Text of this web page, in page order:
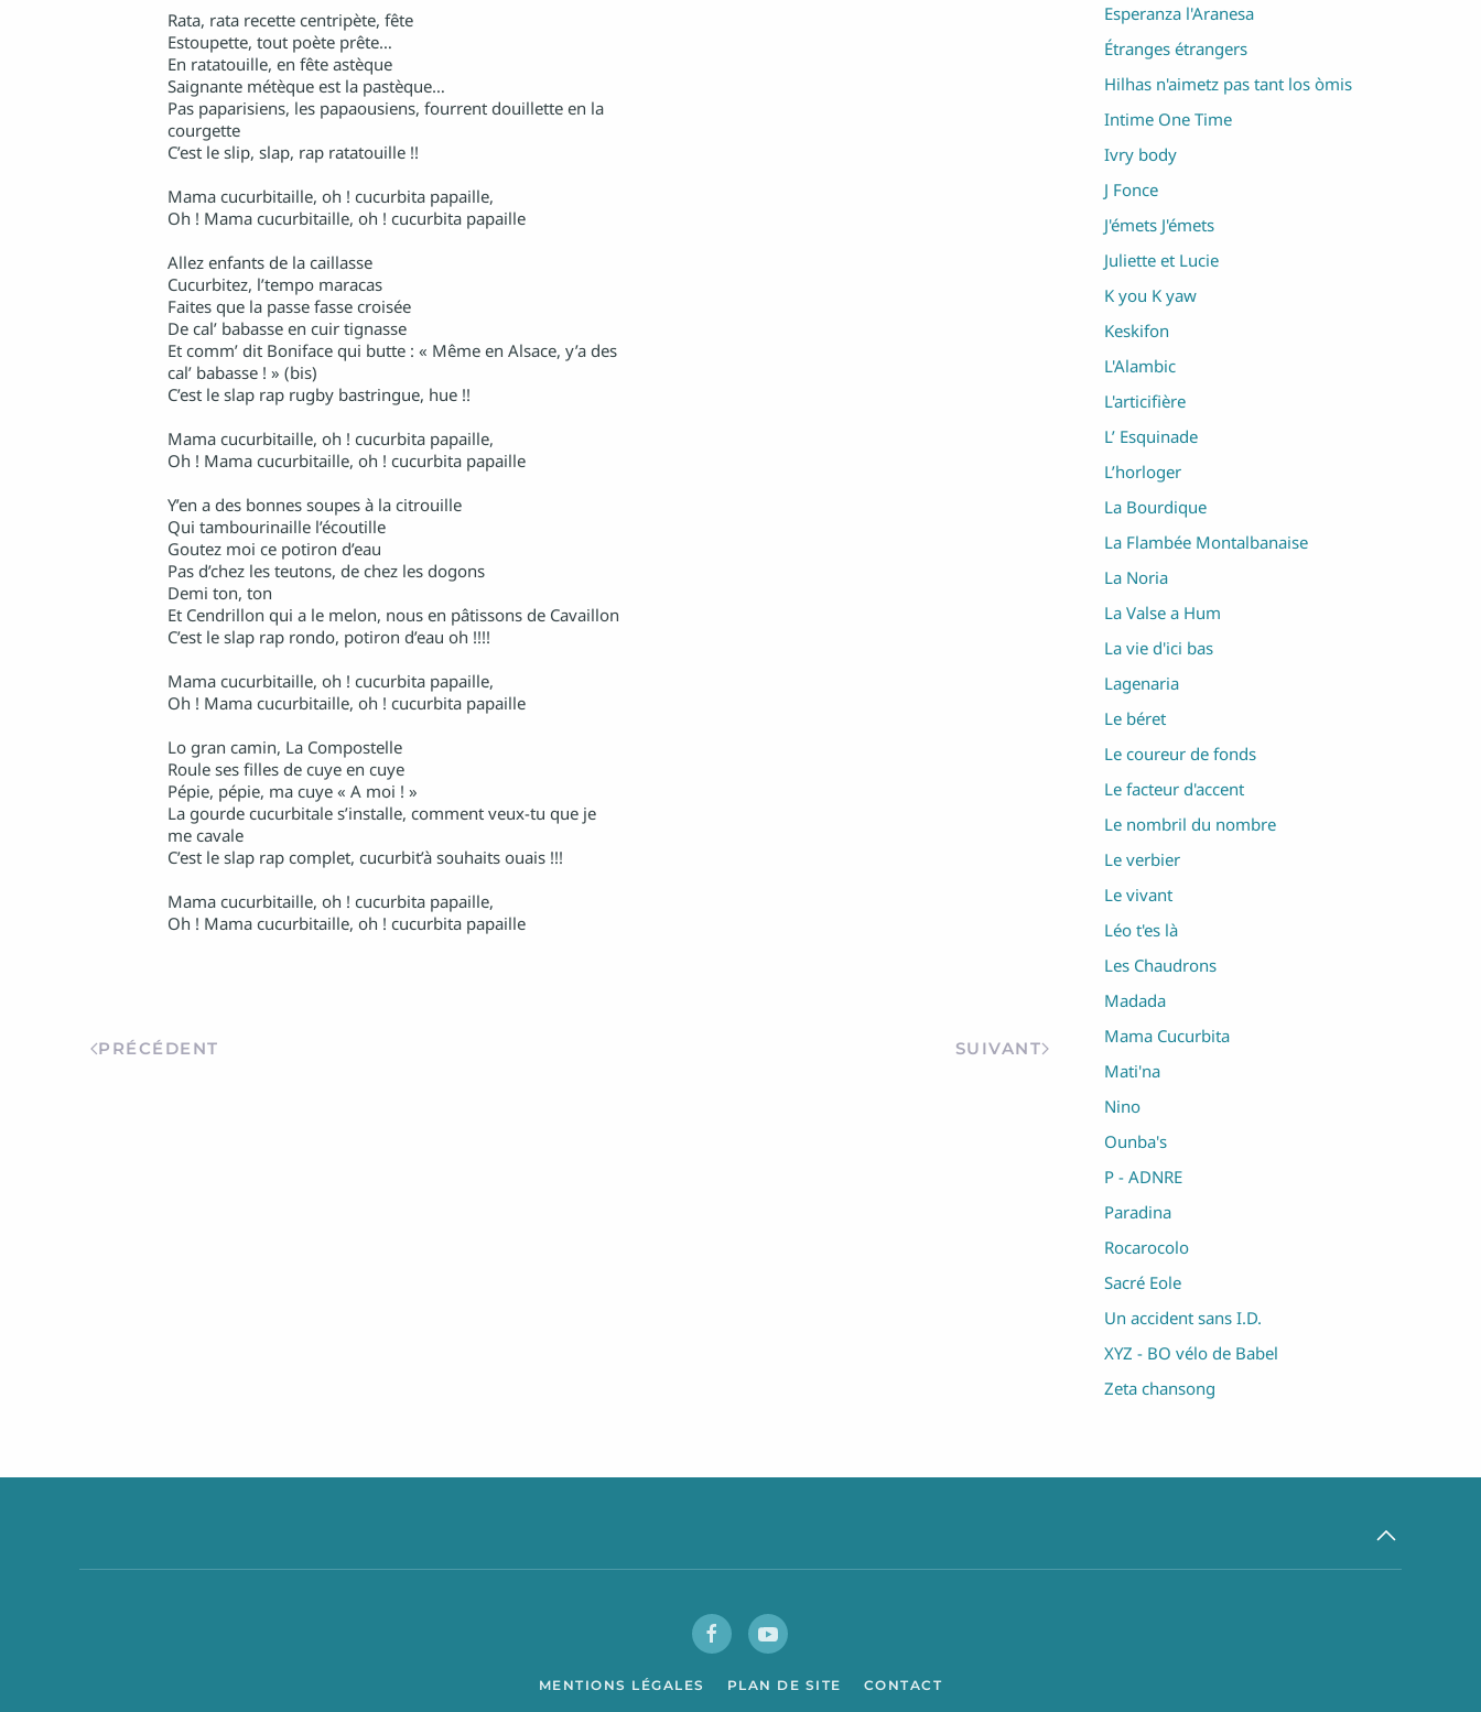
Rata, rata recette centripète, fête
Estoupette, tout poète prête…
En ratatouille, en fête astèque
Saignante métèque est la pastèque…
Pas paparisiens, les papaousiens, fourrent douillette en la
courgette
C’est le slip, slap, rap ratatouille !!
Mama cucurbitaille, oh ! cucurbita papaille,
Oh ! Mama cucurbitaille, oh ! cucurbita papaille
Allez enfants de la caillasse
Cucurbitez, l’tempo maracas
Faites que la passe fasse croisée
De cal’ babasse en cuir tignasse
Et comm’ dit Boniface qui butte : « Même en Alsace, y’a des
cal’ babasse ! » (bis)
C’est le slap rap rugby bastringue, hue !!
Mama cucurbitaille, oh ! cucurbita papaille,
Oh ! Mama cucurbitaille, oh ! cucurbita papaille
Y’en a des bonnes soupes à la citrouille
Qui tambourinaille l’écoutille
Goutez moi ce potiron d’eau
Pas d’chez les teutons, de chez les dogons
Demi ton, ton
Et Cendrillon qui a le melon, nous en pâtissons de Cavaillon
C’est le slap rap rondo, potiron d’eau oh !!!!
Mama cucurbitaille, oh ! cucurbita papaille,
Oh ! Mama cucurbitaille, oh ! cucurbita papaille
Lo gran camin, La Compostelle
Roule ses filles de cuye en cuye
Pépie, pépie, ma cuye « A moi ! »
La gourde cucurbitale s’installe, comment veux-tu que je
me cavale
C’est le slap rap complet, cucurbit’à souhaits ouais !!!
Mama cucurbitaille, oh ! cucurbita papaille,
Oh ! Mama cucurbitaille, oh ! cucurbita papaille
PRÉCÉDENT SUIVANT
Esperanza l'Aranesa
Étranges étrangers
Hilhas n'aimetz pas tant los òmis
Intime One Time
Ivry body
J Fonce
J'émets J'émets
Juliette et Lucie
K you K yaw
Keskifon
L'Alambic
L'articifière
L’ Esquinade
L’horloger
La Bourdique
La Flambée Montalbanaise
La Noria
La Valse a Hum
La vie d'ici bas
Lagenaria
Le béret
Le coureur de fonds
Le facteur d'accent
Le nombril du nombre
Le verbier
Le vivant
Léo t'es là
Les Chaudrons
Madada
Mama Cucurbita
Mati'na
Nino
Ounba's
P - ADNRE
Paradina
Rocarocolo
Sacré Eole
Un accident sans I.D.
XYZ - BO vélo de Babel
Zeta chansong
MENTIONS LÉGALES PLAN DE SITE CONTACT